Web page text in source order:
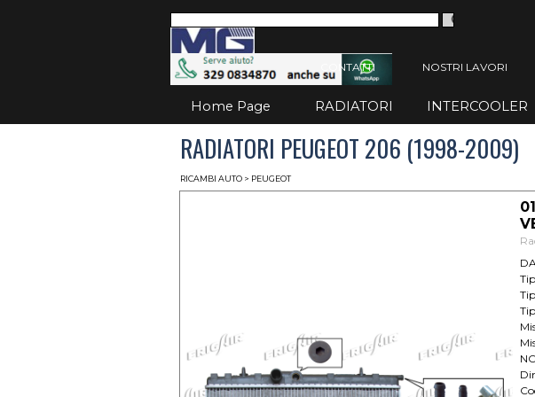
Salta menù
CONTATTI NOSTRI LAVORI
Home Page RADIATORI ▼
INTERCOOLER
RADIATORI PEUGEOT 206 (1998-2009)
RICAMBI AUTO > PEUGEOT